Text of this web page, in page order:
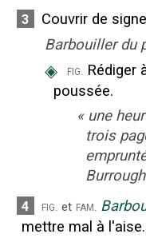
3
Couvrir de
Barbouiller du
◈ fig. Rédiger
poussée.
« une
trois
4 fig. et fam.
mettre mal à l'aise.